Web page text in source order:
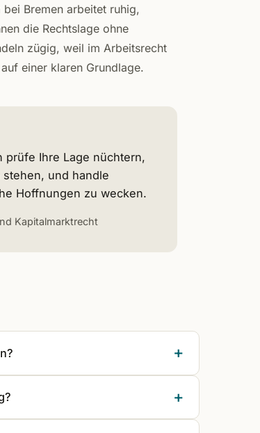
Bremen arbeitet ruhig,
die Rechtslage ohne
zügig, weil im Arbeitsrecht
einer klaren Grundlage.
prüfe Ihre Lage nüchtern,
und handle
Hoffnungen zu wecken.
Kapitalmarktrecht